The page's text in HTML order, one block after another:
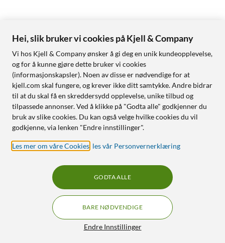
Hei, slik bruker vi cookies på Kjell & Company
Vi hos Kjell & Company ønsker å gi deg en unik kundeopplevelse,
og for å kunne gjøre dette bruker vi cookies
(informasjonskapsler). Noen av disse er nødvendige for at
kjell.com skal fungere, og krever ikke ditt samtykke. Andre bidrar
til at du skal få en skreddersydd opplevelse, unike tilbud og
tilpassede annonser. Ved å klikke på "Godta alle" godkjenner du
bruk av slike cookies. Du kan også velge hvilke cookies du vil
godkjenne, via lenken "Endre innstillinger".
Les mer om våre Cookies les vår Personvernerklæring
Endre Innstillinger
BARE NØDVENDIGE
GODTA ALLE